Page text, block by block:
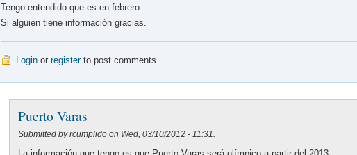
Tengo entendido que es en febrero.
Si alguien tiene información gracias.
Login orregisterto post comments
Puerto Varas
Submitted by rcumplido on Wed, 03/10/2012 - 11:31.